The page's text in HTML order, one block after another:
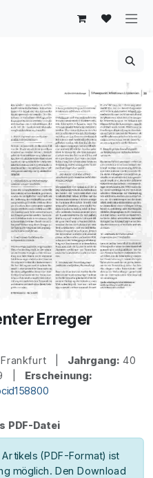
Erreger
Frankfurt | Jahrgang: 40
| Erscheinung:
PDF-Datei
(PDF-Format) ist
möglich. Den Download